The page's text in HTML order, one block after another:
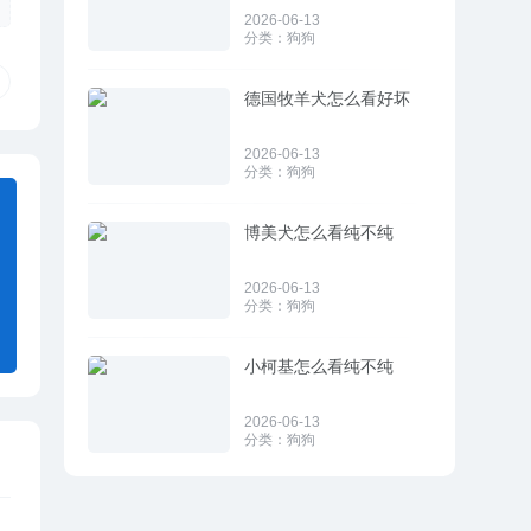
2026-06-13
分类： 狗狗
德国牧羊犬怎么看好坏
2026-06-13
分类： 狗狗
博美犬怎么看纯不纯
2026-06-13
分类： 狗狗
小柯基怎么看纯不纯
2026-06-13
分类： 狗狗